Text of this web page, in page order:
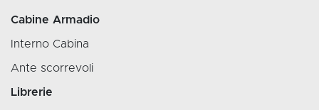
Cabine Armadio
Interno Cabina
Ante scorrevoli
Librerie